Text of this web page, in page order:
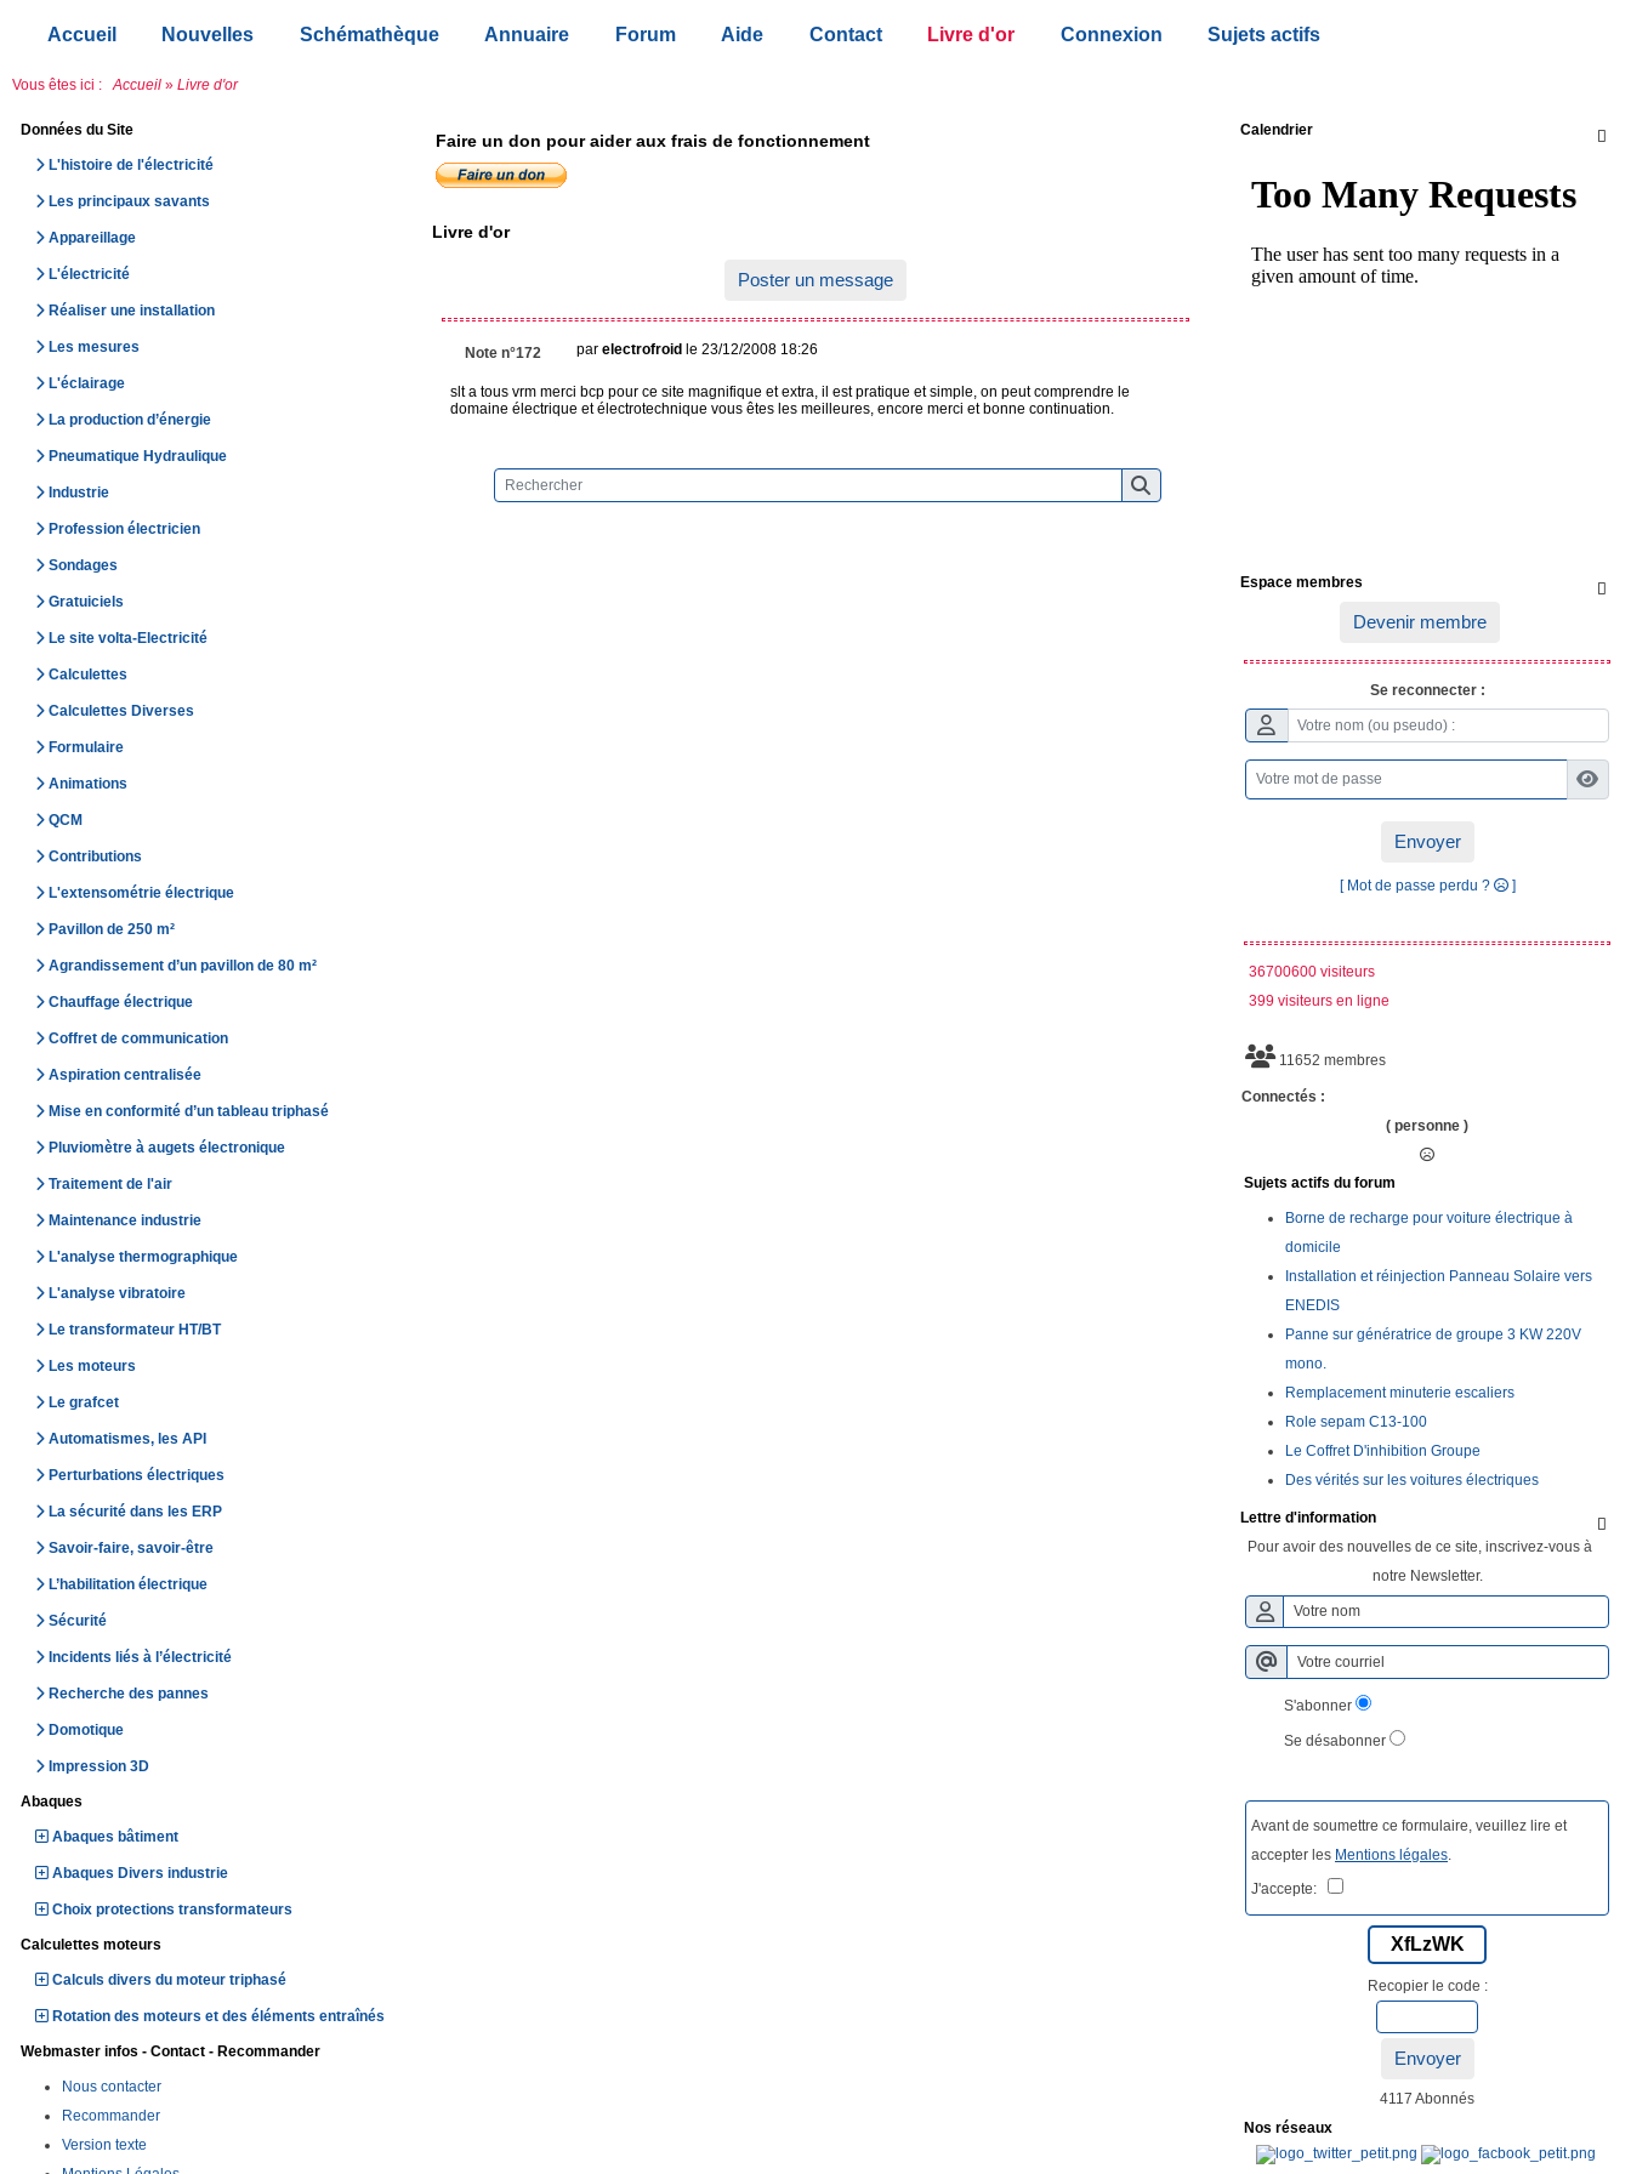
Accueil Nouvelles Schémathèque Annuaire Forum Aide Contact Livre d'or Connexion Sujets actifs
Vous êtes ici : Accueil » Livre d'or
Données du Site
L'histoire de l'électricité
Les principaux savants
Appareillage
L'électricité
Réaliser une installation
Les mesures
L'éclairage
La production d’énergie
Pneumatique Hydraulique
Industrie
Profession électricien
Sondages
Gratuiciels
Le site volta-Electricité
Calculettes
Calculettes Diverses
Formulaire
Animations
QCM
Contributions
L'extensométrie électrique
Pavillon de 250 m²
Agrandissement d’un pavillon de 80 m²
Chauffage électrique
Coffret de communication
Aspiration centralisée
Mise en conformité d’un tableau triphasé
Pluviomètre à augets électronique
Traitement de l'air
Maintenance industrie
L'analyse thermographique
L'analyse vibratoire
Le transformateur HT/BT
Les moteurs
Le grafcet
Automatismes, les API
Perturbations électriques
La sécurité dans les ERP
Savoir-faire, savoir-être
L’habilitation électrique
Sécurité
Incidents liés à l’électricité
Recherche des pannes
Domotique
Impression 3D
Abaques
Abaques bâtiment
Abaques Divers industrie
Choix protections transformateurs
Calculettes moteurs
Calculs divers du moteur triphasé
Rotation des moteurs et des éléments entraînés
Webmaster infos - Contact - Recommander
Nous contacter
Recommander
Version texte
Faire un don pour aider aux frais de fonctionnement
Livre d'or
Poster un message
Note n°172 par electrofroid le 23/12/2008 18:26
slt a tous vrm merci bcp pour ce site magnifique et extra, il est pratique et simple, on peut comprendre le
domaine électrique et électrotechnique vous êtes les meilleures, encore merci et bonne continuation.

Calendrier

Espace membres
Devenir membre
Se reconnecter :
Envoyer
[ Mot de passe perdu ? ]
36700600 visiteurs
399 visiteurs en ligne
11652 membres
Connectés :
( personne )
Sujets actifs du forum
Borne de recharge pour voiture électrique à
domicile
Installation et réinjection Panneau Solaire vers
ENEDIS
Panne sur génératrice de groupe 3 KW 220V
mono.
Remplacement minuterie escaliers
Role sepam C13-100
Le Coffret D'inhibition Groupe
Des vérités sur les voitures électriques

Lettre d'information
Pour avoir des nouvelles de ce site, inscrivez-vous à
notre Newsletter.
S'abonner
Se désabonner
Avant de soumettre ce formulaire, veuillez lire et
accepter les Mentions légales
J'accepte:
XfLzWK
Recopier le code :
Envoyer
4117 Abonnés
Nos réseaux